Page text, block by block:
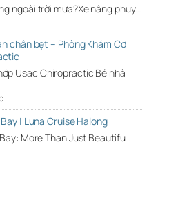
ngoài trời mưa?Xe nâng phuy…
chân bẹt – Phòng Khám Cơ
Usac Chiropractic Bé nhà
| Luna Cruise Halong
More Than Just Beautifu…